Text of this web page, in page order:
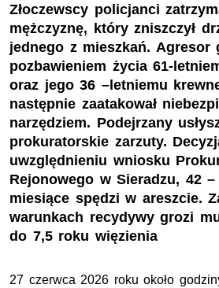
Złoczewscy policjanci
mężczyznę, który zniszczył
jednego z mieszkań. Agresor
pozbawieniem życia 61-
oraz jego 36 –letniemu
następnie zaatakował
narzędziem. Podejrzany
prokuratorskie zarzuty.
uwzględnieniu wniosku
Rejonowego w Sieradzu, 42
miesiące spędzi w areszcie.
warunkach recydywy grozi
do 7,5 roku więzienia
27 czerwca 2026 roku około